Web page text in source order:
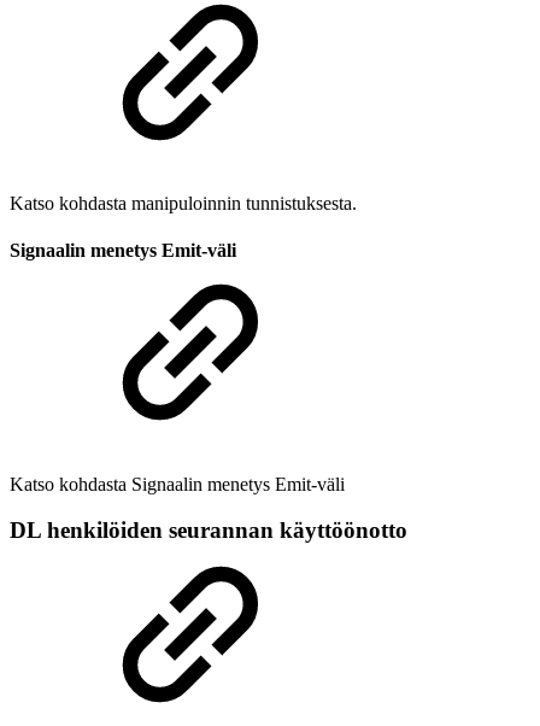
Katso kohdasta manipuloinnin tunnistuksesta.
Signaalin menetys Emit-väli
Katso kohdasta Signaalin menetys Emit-väli
DL henkilöiden seurannan käyttöönotto